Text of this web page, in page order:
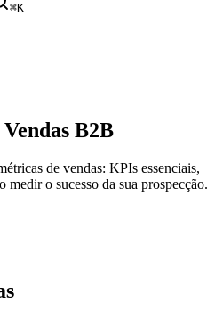
⌘K
Vendas B2B
de vendas: KPIs essenciais,
medir o sucesso da sua prospecção.